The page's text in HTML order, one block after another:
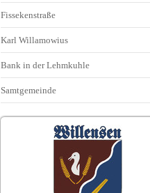
Fissekenstraße
Karl Willamowius
Bank in der Lehmkuhle
Samtgemeinde